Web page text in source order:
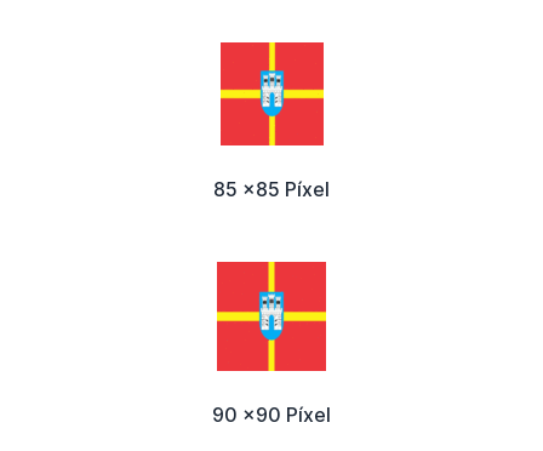
85 x85 Píxel
90 x90 Píxel